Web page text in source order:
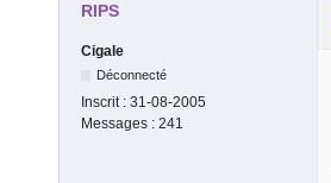
RIPS
Cigale
Déconnecté
Inscrit : 31-08-2005
Messages : 241